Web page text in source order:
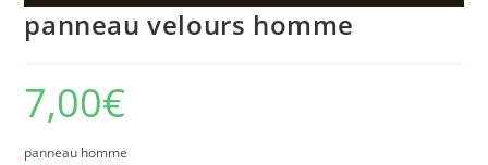
panneau velours homme
7,00€
panneau homme